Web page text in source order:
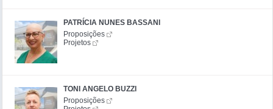
PATRÍCIA NUNES BASSANI
Proposições
Projetos
TONI ANGELO BUZZI
Proposições